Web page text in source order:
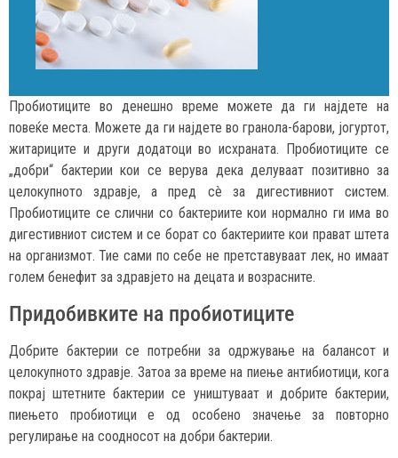
Пробиотиците во денешно време можете да ги најдете на
повеќе места. Можете да ги најдете во гранола-барови, јогуртот,
житариците и други додатоци во исхраната. Пробиотиците се
„добри“ бактерии кои се верува дека делуваат позитивно за
целокупното здравје, а пред сè за дигестивниот систем.
Пробиотиците се слични со бактериите кои нормално ги има во
дигестивниот систем и се борат со бактериите кои прават штета
на организмот. Тие сами по себе не претставуваат лек, но имаат
голем бенефит за здравјето на децата и возрасните.
Придобивките на пробиотиците
Добрите бактерии се потребни за одржување на балансот и
целокупното здравје. Затоа за време на пиење антибиотици, кога
покрај штетните бактерии се уништуваат и добрите бактерии,
пиењето пробиотици е од особено значење за повторно
регулирање на соодносот на добри бактерии.